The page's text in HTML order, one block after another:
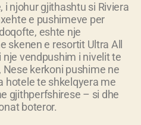
i njohur gjithashtu si Riviera
e pushimeve per
eshte nje
skenen e resortit Ultra All
nje vendpushim i nivelit te
Nese kerkoni pushime ne
hotele te shkelqyera me
gjithperfshirese – si dhe
boteror.